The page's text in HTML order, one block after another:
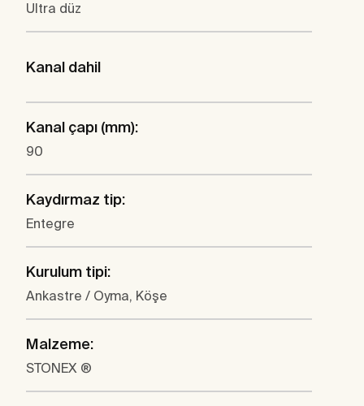
Ultra düz
Kanal dahil
Kanal çapı (mm):
90
Kaydırmaz tip:
Entegre
Kurulum tipi:
Ankastre / Oyma, Köşe
Malzeme:
STONEX ®